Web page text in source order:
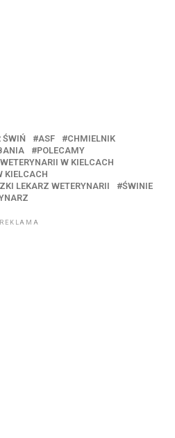
ŚWIŃ ASF
CHMIELNIK
POLECAMY
W KIELCACH
KIELCACH
LEKARZ WETERYNARII
ŚWINIE
REKLAMA